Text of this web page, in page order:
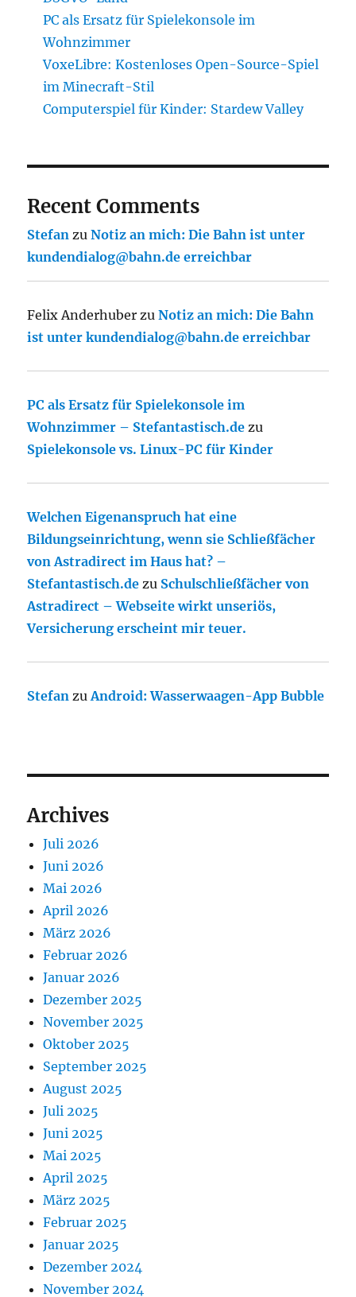
PC als Ersatz für Spielekonsole im
Wohnzimmer
VoxeLibre: Kostenloses Open-Source-Spiel
im Minecraft-Stil
Computerspiel für Kinder: Stardew Valley
Recent Comments
Stefan zuNotiz an mich: Die Bahn ist unter
kundendialog@bahn.de erreichbar
Felix Anderhuber zuNotiz an mich: Die Bahn
ist unter kundendialog@bahn.de erreichbar
PC als Ersatz für Spielekonsole im
Wohnzimmer – Stefantastisch.de zu
Spielekonsole vs. Linux-PC für Kinder
Welchen Eigenanspruch hat eine
Bildungseinrichtung, wenn sie Schließfächer
von Astradirect im Haus hat? –
Stefantastisch.de zu Schulschließfächer von
Astradirect – Webseite wirkt unseriös,
Versicherung erscheint mir teuer.
Stefan zuAndroid: Wasserwaagen-App Bubble
Archives
Juli 2026
Juni 2026
Mai 2026
April 2026
März 2026
Februar 2026
Januar 2026
Dezember 2025
November 2025
Oktober 2025
September 2025
August 2025
Juli 2025
Juni 2025
Mai 2025
April 2025
März 2025
Februar 2025
Januar 2025
Dezember 2024
November 2024